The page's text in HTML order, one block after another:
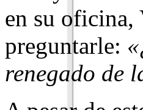
en su oficina,
preguntarle:
renegado de